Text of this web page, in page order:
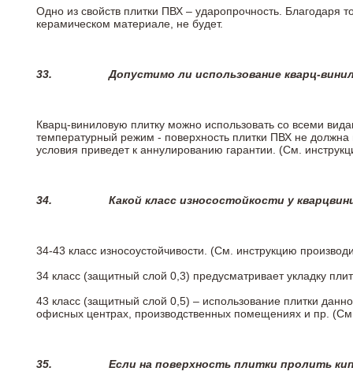
Одно из свойств плитки ПВХ – ударопрочность. Благодаря
керамическом материале, не будет.
33.Допустимо ли использование кварц-
Кварц-виниловую плитку можно использовать со всеми
температурный режим - поверхность плитки ПВХ не
условия приведет к аннулированию гарантии. (См.
34. Какой класс износостойкости у
34-43 класс износоустойчивости. (См. инструкцию
34 класс (защитный слой 0,3) предусматривает укладку
43 класс (защитный слой 0,5) – использование плитки
офисных центрах, производственных помещениях и пр.
35. Если на поверхность плитки пролить